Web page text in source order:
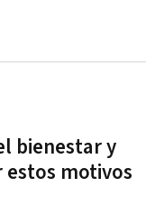
bienestar y
estos motivos